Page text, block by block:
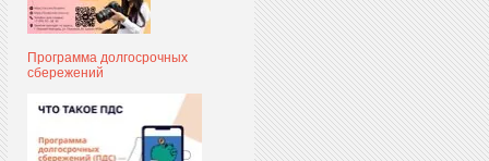
Программа долгосрочных
сбережений